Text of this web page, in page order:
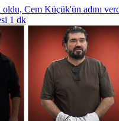
Cem Küçük'ün adını
1 dk